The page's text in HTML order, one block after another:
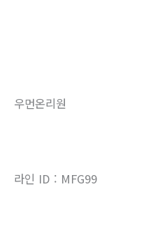
우먼온리원
라인 ID : MFG99